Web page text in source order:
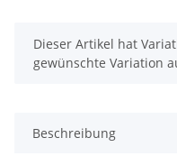
x
Dieser Artikel hat
gewünschte Variation
Beschreibung